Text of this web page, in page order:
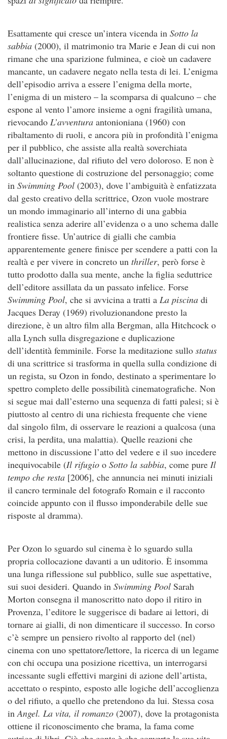
Esattamente qui cresce un’intera vicenda in Sotto la
sabbia (2000), il matrimonio tra Marie e Jean di cui non
rimane che una sparizione fulminea, e cioè un cadavere
mancante, un cadavere negato nella testa di lei. L’enigma
dell’episodio arriva a essere l’enigma della morte,
l’enigma di un mistero – la scomparsa di qualcuno – che
espone al vento l’amore insieme a ogni fragilità umana,
rievocando L’avventura antonioniana (1960) con
ribaltamento di ruoli, e ancora più in profondità l’enigma
per il pubblico, che assiste alla realtà soverchiata
dall’allucinazione, dal rifiuto del vero doloroso. E non è
soltanto questione di costruzione del personaggio; come
in Swimming Pool (2003), dove l’ambiguità è enfatizzata
dal gesto creativo della scrittrice, Ozon vuole mostrare
un mondo immaginario all’interno di una gabbia
realistica senza aderire all’evidenza o a uno schema dalle
frontiere fisse. Un’autrice di gialli che cambia
apparentemente genere finisce per scendere a patti con la
realtà e per vivere in concreto un thriller, però forse è
tutto prodotto dalla sua mente, anche la figlia seduttrice
dell’editore assillata da un passato infelice. Forse
Swimming Pool, che si avvicina a tratti a La piscina di
Jacques Deray (1969) rivoluzionandone presto la
direzione, è un altro film alla Bergman, alla Hitchcock o
alla Lynch sulla disgregazione e duplicazione
dell’identità femminile. Forse la meditazione sullo status
di una scrittrice si trasforma in quella sulla condizione di
un regista, su Ozon in fondo, destinato a sperimentare lo
spettro completo delle possibilità cinematografiche. Non
si segue mai dall’esterno una sequenza di fatti palesi; si è
piuttosto al centro di una richiesta frequente che viene
dal singolo film, di osservare le reazioni a qualcosa (una
crisi, la perdita, una malattia). Quelle reazioni che
mettono in discussione l’atto del vedere e il suo incedere
inequivocabile (Il rifugio o Sotto la sabbia, come pure Il
tempo che resta [2006], che annuncia nei minuti iniziali
il cancro terminale del fotografo Romain e il racconto
coincide appunto con il flusso imponderabile delle sue
risposte al dramma).
Per Ozon lo sguardo sul cinema è lo sguardo sulla
propria collocazione davanti a un uditorio. È insomma
una lunga riflessione sul pubblico, sulle sue aspettative,
sui suoi desideri. Quando in Swimming Pool Sarah
Morton consegna il manoscritto nato dopo il ritiro in
Provenza, l’editore le suggerisce di badare ai lettori, di
tornare ai gialli, di non dimenticare il successo. In corso
c’è sempre un pensiero rivolto al rapporto del (nel)
cinema con uno spettatore/lettore, la ricerca di un legame
con chi occupa una posizione ricettiva, un interrogarsi
incessante sugli effettivi margini di azione dell’artista,
accettato o respinto, esposto alle logiche dell’accoglienza
o del rifiuto, a quello che pretendono da lui. Stessa cosa
inAngel. La vita, il romanzo (2007), dove la protagonista
ottiene il riconoscimento che brama, la fama come